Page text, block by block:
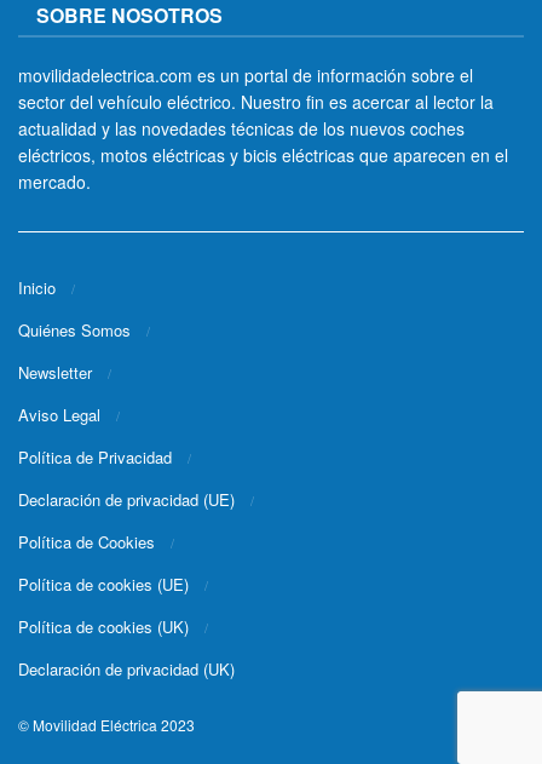
SOBRE NOSOTROS
movilidadelectrica.com es un portal de información sobre el
sector del vehículo eléctrico. Nuestro fin es acercar al lector la
actualidad y las novedades técnicas de los nuevos coches
eléctricos, motos eléctricas y bicis eléctricas que aparecen en el
mercado.
Inicio
Quiénes Somos
Newsletter
Aviso Legal
Política de Privacidad
Declaración de privacidad (UE)
Política de Cookies
Política de cookies (UE)
Política de cookies (UK)
Declaración de privacidad (UK)
© Movilidad Eléctrica 2023